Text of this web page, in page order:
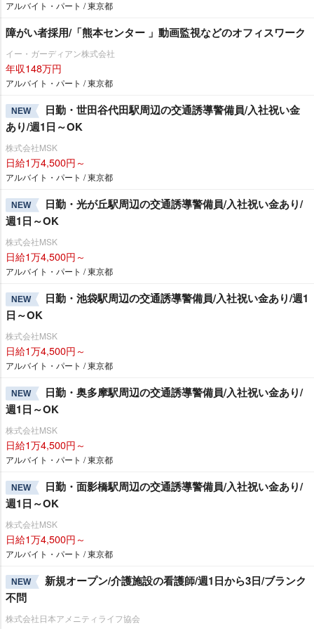
アルバイト・パート / 東京都
障がい者採用/「熊本センター 」動画監視などのオフィスワーク
イー・ガーディアン株式会社
年収148万円
アルバイト・パート / 東京都
NEW
日勤・世田谷代田駅周辺の交通誘導警備員/入社祝い金
あり/週1日～OK
株式会社MSK
日給1万4,500円～
アルバイト・パート / 東京都
NEW
日勤・光が丘駅周辺の交通誘導警備員/入社祝い金あり/
週1日～OK
株式会社MSK
日給1万4,500円～
アルバイト・パート / 東京都
NEW
日勤・池袋駅周辺の交通誘導警備員/入社祝い金あり/週1
日～OK
株式会社MSK
日給1万4,500円～
アルバイト・パート / 東京都
NEW
日勤・奥多摩駅周辺の交通誘導警備員/入社祝い金あり/
週1日～OK
株式会社MSK
日給1万4,500円～
アルバイト・パート / 東京都
NEW
日勤・面影橋駅周辺の交通誘導警備員/入社祝い金あり/
週1日～OK
株式会社MSK
日給1万4,500円～
アルバイト・パート / 東京都
NEW
新規オープン/介護施設の看護師/週1日から3日/ブランク
不問
株式会社日本アメニティライフ協会